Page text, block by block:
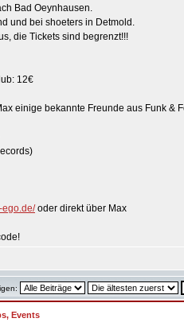
Bad Oeynhausen.
und bei shoeters in Detmold.
die Tickets sind begrenzt!!!
12€
einige bekannte Freunde aus Funk &
ego.de/oder direkt über Max
Events